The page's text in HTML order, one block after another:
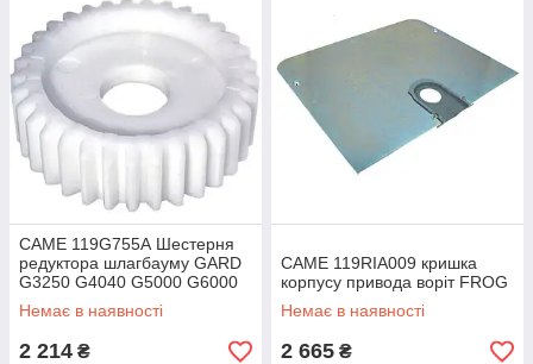
CAME 119G755А Шестерня
редуктора шлагбауму GARD
G3250 G4040 G5000 G6000
G6500
Немає в наявності
2 214 ₴
CAME 119RIA009 кришка
корпусу привода воріт FROG
Немає в наявності
2 665 ₴